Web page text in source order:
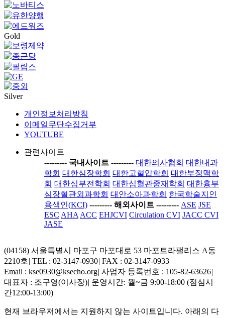
Gold
Silver
개인정보처리방침
이메일무단수집거부
YOUTUBE
관련사이트
--------- 국내사이트 --------- 대한의사협회 대한내과
학회 대한심장학회 대한고혈압학회 대한부정맥학
회 대한심부전학회 대한심혈관중재학회 대한흉부
심장혈관외과학회 대안소아과학회 한국학술지인
용색인(KCI) --------- 해외사이트 --------- ASE JSE
ESC AHA ACC EHJCVI Circulation CVI JACC CVI
JASE
(04158) 서울특별시 마포구 마포대로 53 마포트라팰리스 A동
2210호 | TEL : 02-3147-0930| FAX : 02-3147-0933
Email : kse0930@ksecho.org| 사업자 등록번호 : 105-82-63626|
대표자 : 조구영(이사장)| 운영시간: 월~금 9:00-18:00 (점심시
간12:00-13:00)
현재 브라우저에서는 지원하지 않는 사이트입니다. 아래의 다